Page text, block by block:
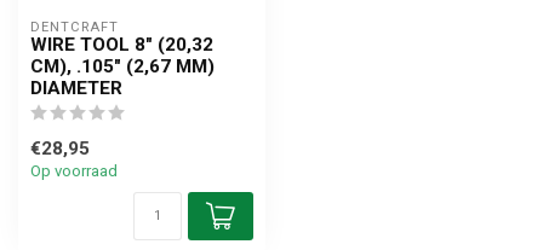
DENTCRAFT
WIRE TOOL 8" (20,32
CM), .105" (2,67 MM)
DIAMETER
€28,95
Op voorraad